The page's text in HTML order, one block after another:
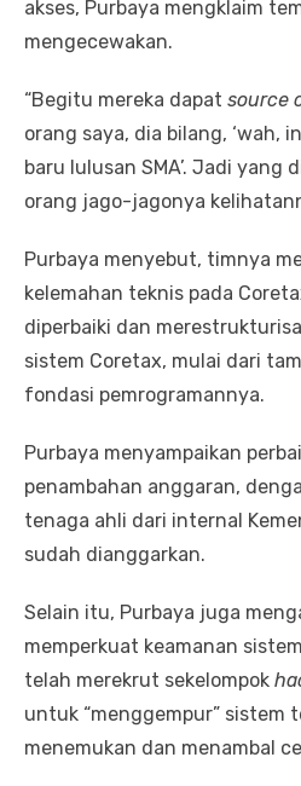
akses, Purbaya mengklaim
mengecewakan.
“Begitu mereka dapat source
orang saya, dia bilang, ‘wah,
baru lulusan SMA’. Jadi yang
orang jago-jagonya
Purbaya menyebut, timnya
kelemahan teknis pada
diperbaiki dan
sistem Coretax, mulai dari
fondasi pemrogramannya.
Purbaya menyampaikan
penambahan anggaran,
tenaga ahli dari internal
sudah dianggarkan.
Selain itu, Purbaya juga
memperkuat keamanan
telah merekrut sekelompok
untuk “menggempur” sistem
menemukan dan menambal